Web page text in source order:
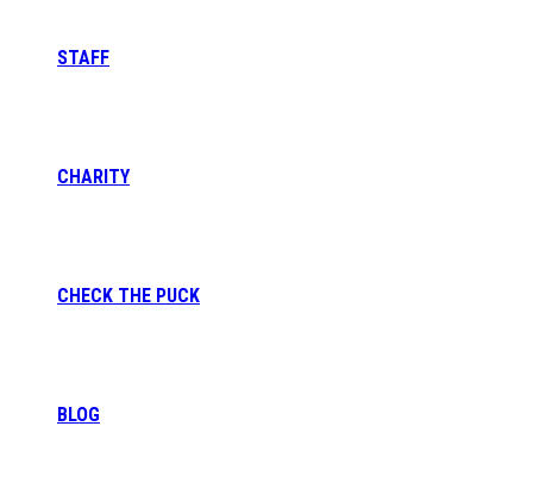
STAFF
CHARITY
CHECK THE PUCK
BLOG